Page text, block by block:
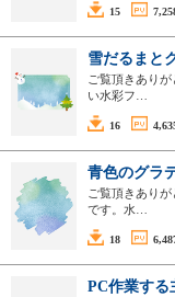
15
雪だるまと
ご覧頂きあり
い水彩フ…
16
青色のグラ
ご覧頂きあり
です。水…
18
PC作業する